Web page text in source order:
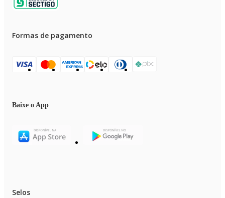
Formas de pagamento
Baixe o App
Selos